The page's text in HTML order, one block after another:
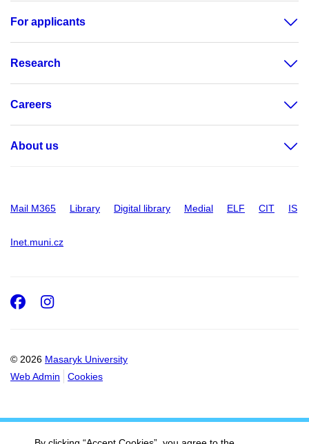
For applicants
Research
Careers
About us
Mail M365 Library Digital library Medial ELF CIT IS
Inet.muni.cz
© 2026 Masaryk University
Web Admin
Cookies
Facebook
Instagram